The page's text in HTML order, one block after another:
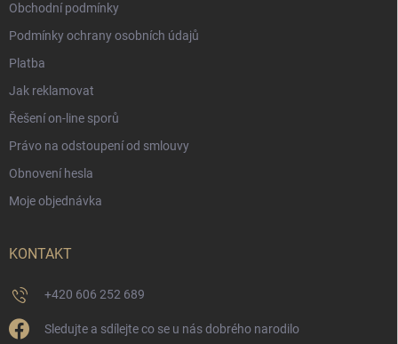
Obchodní podmínky
Podmínky ochrany osobních údajů
Platba
Jak reklamovat
Řešení on-line sporů
Právo na odstoupení od smlouvy
Obnovení hesla
Moje objednávka
KONTAKT
+420 606 252 689
Sledujte a sdílejte co se u nás dobrého narodilo